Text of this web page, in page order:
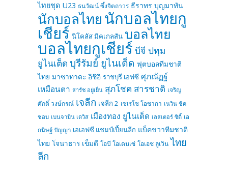
ไทยชุด U23 ธนวัฒน์ ซึ้งจิตถาวร ธีราทร บุญมาทัน
นักบอลไทยนักบอลไทยกู
เชียร์ นิโคลัส มิคเกลสัน บอลไทย
บอลไทยกูเชียร์ บีจี ปทุม
ยูไนเต็ด บุรีรัมย์ ยูไนเต็ด ฟุตบอลทีมชาติ
ไทย มาซาทาดะ อิชิอิ ราชบุรี เอฟซี ศุภณัฏฐ์
เหมือนตา สารัช อยู่เย็น สุภโชค สารชาติ เจริญ
ศักดิ์ วงษ์กรณ์ เจลีก เจลีก 2 เซเรโซ โอซากา เนวิน ชิด
ชอบ เบนจามิน เดวิส เมืองทอง ยูไนเต็ด เลสเตอร์ ซิตี้ เอ
กนิษฐ์ ปัญญา เอเอฟซี แชมป์เปี้ยนลีก แบ็คขวาทีมชาติ
ไทย โจนาธาร เข็มดี โอบี โอเดนเซ่ โอเอช ลูเวิน ไทย
ลีก